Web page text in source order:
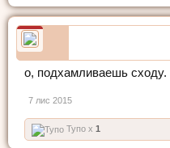
о, подхамливаешь
7 лис 2015
Тупо x 1